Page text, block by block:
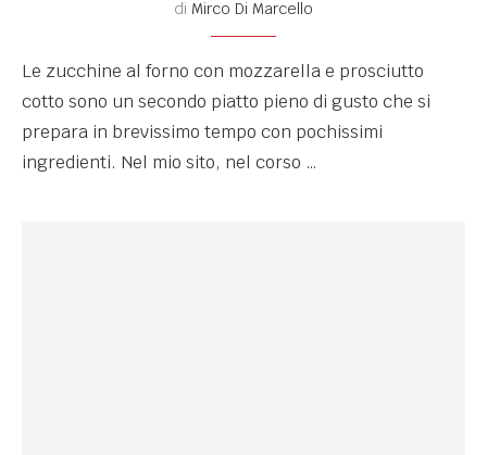
di Mirco Di Marcello
Le zucchine al forno con mozzarella e prosciutto
cotto sono un secondo piatto pieno di gusto che si
prepara in brevissimo tempo con pochissimi
ingredienti. Nel mio sito, nel corso …